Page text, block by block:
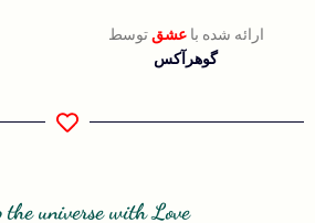
ارائه شده باعشق توسط
گوهرآکس
the universe with Love